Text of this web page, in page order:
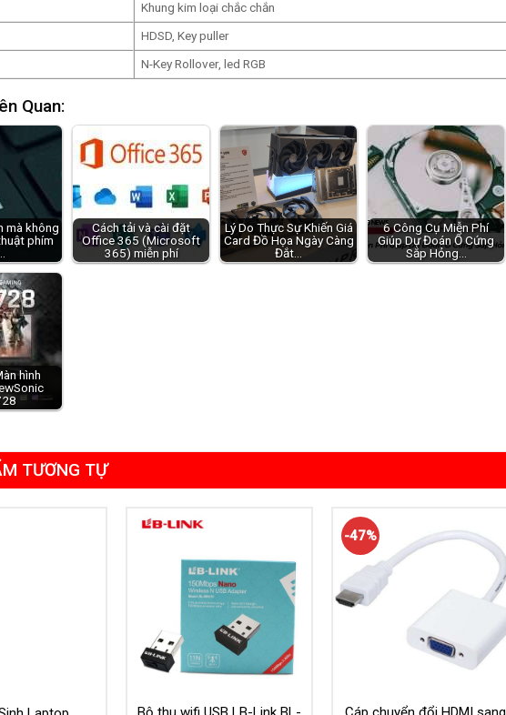
Khung kim loại chắc chắn
HDSD, Key puller
N-Key Rollover, led RGB
Quan:
mà không
phím
Cách tải và cài đặt
Office 365 (Microsoft
365) miễn phí
Lý Do Thực Sự Khiến Giá
Card Đồ Họa Ngày Càng
Đắt…
6 Công Cụ Miễn Phí
Giúp Dự Đoán Ổ Cứng
Sắp Hỏng…
hình
TƯƠNG TỰ
-47%